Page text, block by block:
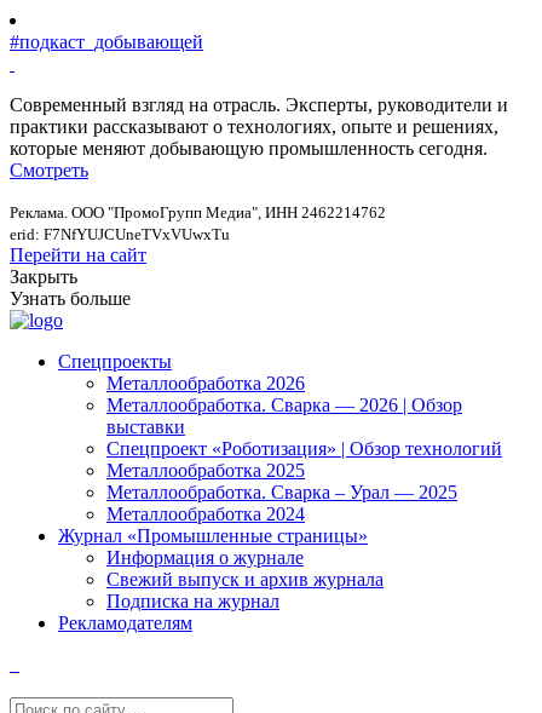
#подкаст_добывающей
Современный взгляд на отрасль. Эксперты, руководители и
практики рассказывают о технологиях, опыте и решениях,
которые меняют добывающую промышленность сегодня.
Смотреть
Реклама. ООО "ПромоГрупп Медиа", ИНН 2462214762
erid: F7NfYUJCUneTVxVUwxTu
Перейти на сайт
Закрыть
Узнать больше
Спецпроекты
Металлообработка 2026
Металлообработка. Сварка — 2026 | Обзор
выставки
Спецпроект «Роботизация» | Обзор технологий
Металлообработка 2025
Металлообработка. Сварка – Урал — 2025
Металлообработка 2024
Журнал «Промышленные страницы»
Информация о журнале
Свежий выпуск и архив журнала
Подписка на журнал
Рекламодателям